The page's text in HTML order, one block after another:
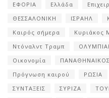
ΕΦΟΡΙΑ
Ελλάδα
ΘΕΣΣΑΛΟΝΙΚΗ
ΙΣΡΑΗΛ
Καιρός σήμερα
Κυριάκος
Ντόναλντ Τραμπ
Οικονομία
ΠΑΝΑΘΗΝΑΙΚΟΣ
Πρόγνωση καιρού
ΡΩΣΙΑ
ΣΥΝΤΑΞΕΙΣ
ΣΥΡΙΖΑ